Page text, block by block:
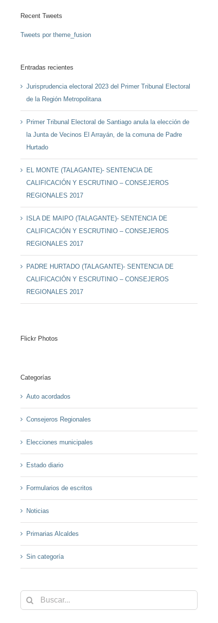
Recent Tweets
Tweets por theme_fusion
Entradas recientes
Jurisprudencia electoral 2023 del Primer Tribunal Electoral
de la Región Metropolitana
Primer Tribunal Electoral de Santiago anula la elección de
la Junta de Vecinos El Arrayán, de la comuna de Padre
Hurtado
EL MONTE (TALAGANTE)- SENTENCIA DE
CALIFICACIÓN Y ESCRUTINIO – CONSEJEROS
REGIONALES 2017
ISLA DE MAIPO (TALAGANTE)- SENTENCIA DE
CALIFICACIÓN Y ESCRUTINIO – CONSEJEROS
REGIONALES 2017
PADRE HURTADO (TALAGANTE)- SENTENCIA DE
CALIFICACIÓN Y ESCRUTINIO – CONSEJEROS
REGIONALES 2017
Flickr Photos
Categorías
Auto acordados
Consejeros Regionales
Elecciones municipales
Estado diario
Formularios de escritos
Noticias
Primarias Alcaldes
Sin categoría
Buscar: